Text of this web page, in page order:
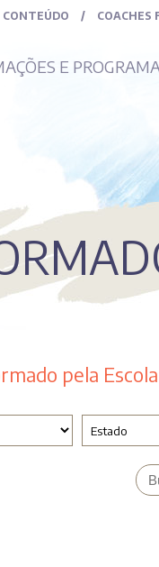
CONTEÚDO / COACHES
E
pela Escola